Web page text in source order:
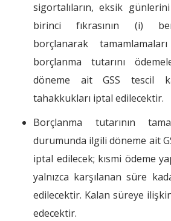
sigortalıların, eksik
birinci fıkrasının (i)
borçlanarak
borçlanma tutarını
döneme ait GSS tescil
tahakkukları iptal edilecektir.
Borçlanma tutarının
durumunda ilgili döneme ait
iptal edilecek; kısmi ödeme
yalnızca karşılanan süre
edilecektir. Kalan süreye
edecektir.